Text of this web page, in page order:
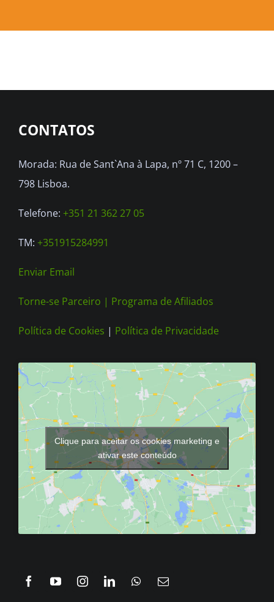
CONTATOS
Morada: Rua de Sant`Ana à Lapa, nº 71 C, 1200 –
798 Lisboa.
Telefone: +351 21 362 27 05
TM: +351915284991
Enviar Email
Torne-se Parceiro | Programa de Afiliados
Política de Cookies | Política de Privacidade
Clique para aceitar os cookies marketing e
ativar este conteúdo